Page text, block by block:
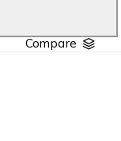
Compare